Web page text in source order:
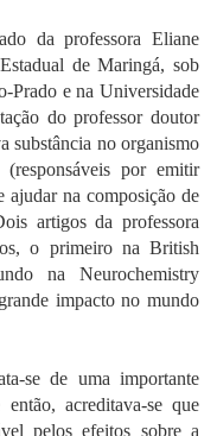
da professora Eliane
de Maringá, sob
Prado e na Universidade
do professor doutor
substância no organismo
(responsáveis por emitir
ajudar na composição de
artigos da professora
o primeiro na British
na Neurochemistry
impacto no mundo
se de uma importante
acreditava-se que
pelos efeitos sobre a